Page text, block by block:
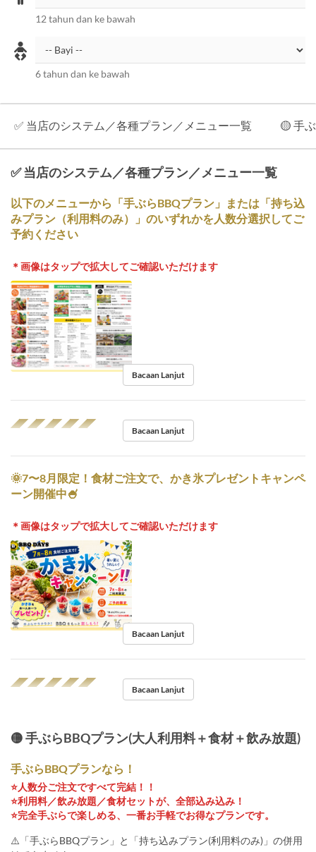
12 tahun dan ke bawah
6 tahun dan ke bawah
✅ 当店のシステム／各種プラン／メニュー一覧 🟡 手
✅ 当店のシステム／各種プラン／メニュー一覧
以下のメニューから「手ぶらBBQプラン」または「持ち込
みプラン（利用料のみ）」のいずれかを人数分選択してご
予約ください
＊画像はタップで拡大してご確認いただけます
Bacaan Lanjut
◢◤◢◤◢◤◢◤◢◤
Bacaan Lanjut
🌞7〜8月限定！食材ご注文で、かき氷プレゼントキャンペ
ーン開催中🍧
＊画像はタップで拡大してご確認いただけます
Bacaan Lanjut
◢◤◢◤◢◤◢◤◢◤
Bacaan Lanjut
🟡 手ぶらBBQプラン(大人利用料＋食材＋飲み放題)
手ぶらBBQプランなら！
⭐️人数分ご注文ですべて完結！！
⭐️利用料／飲み放題／食材セットが、全部込み込み！
⭐️完全手ぶらで楽しめる、一番お手軽でお得なプランです。
⚠️「手ぶらBBQプラン」と「持ち込みプラン(利用料のみ)」の併用